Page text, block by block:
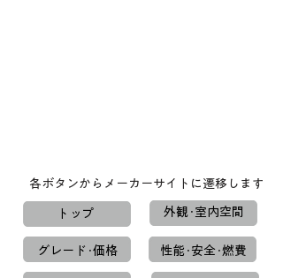
各ボタンからメーカーサイトに遷移します
トップ
グレード･価格 性能･安全･燃費
外観･室内空間